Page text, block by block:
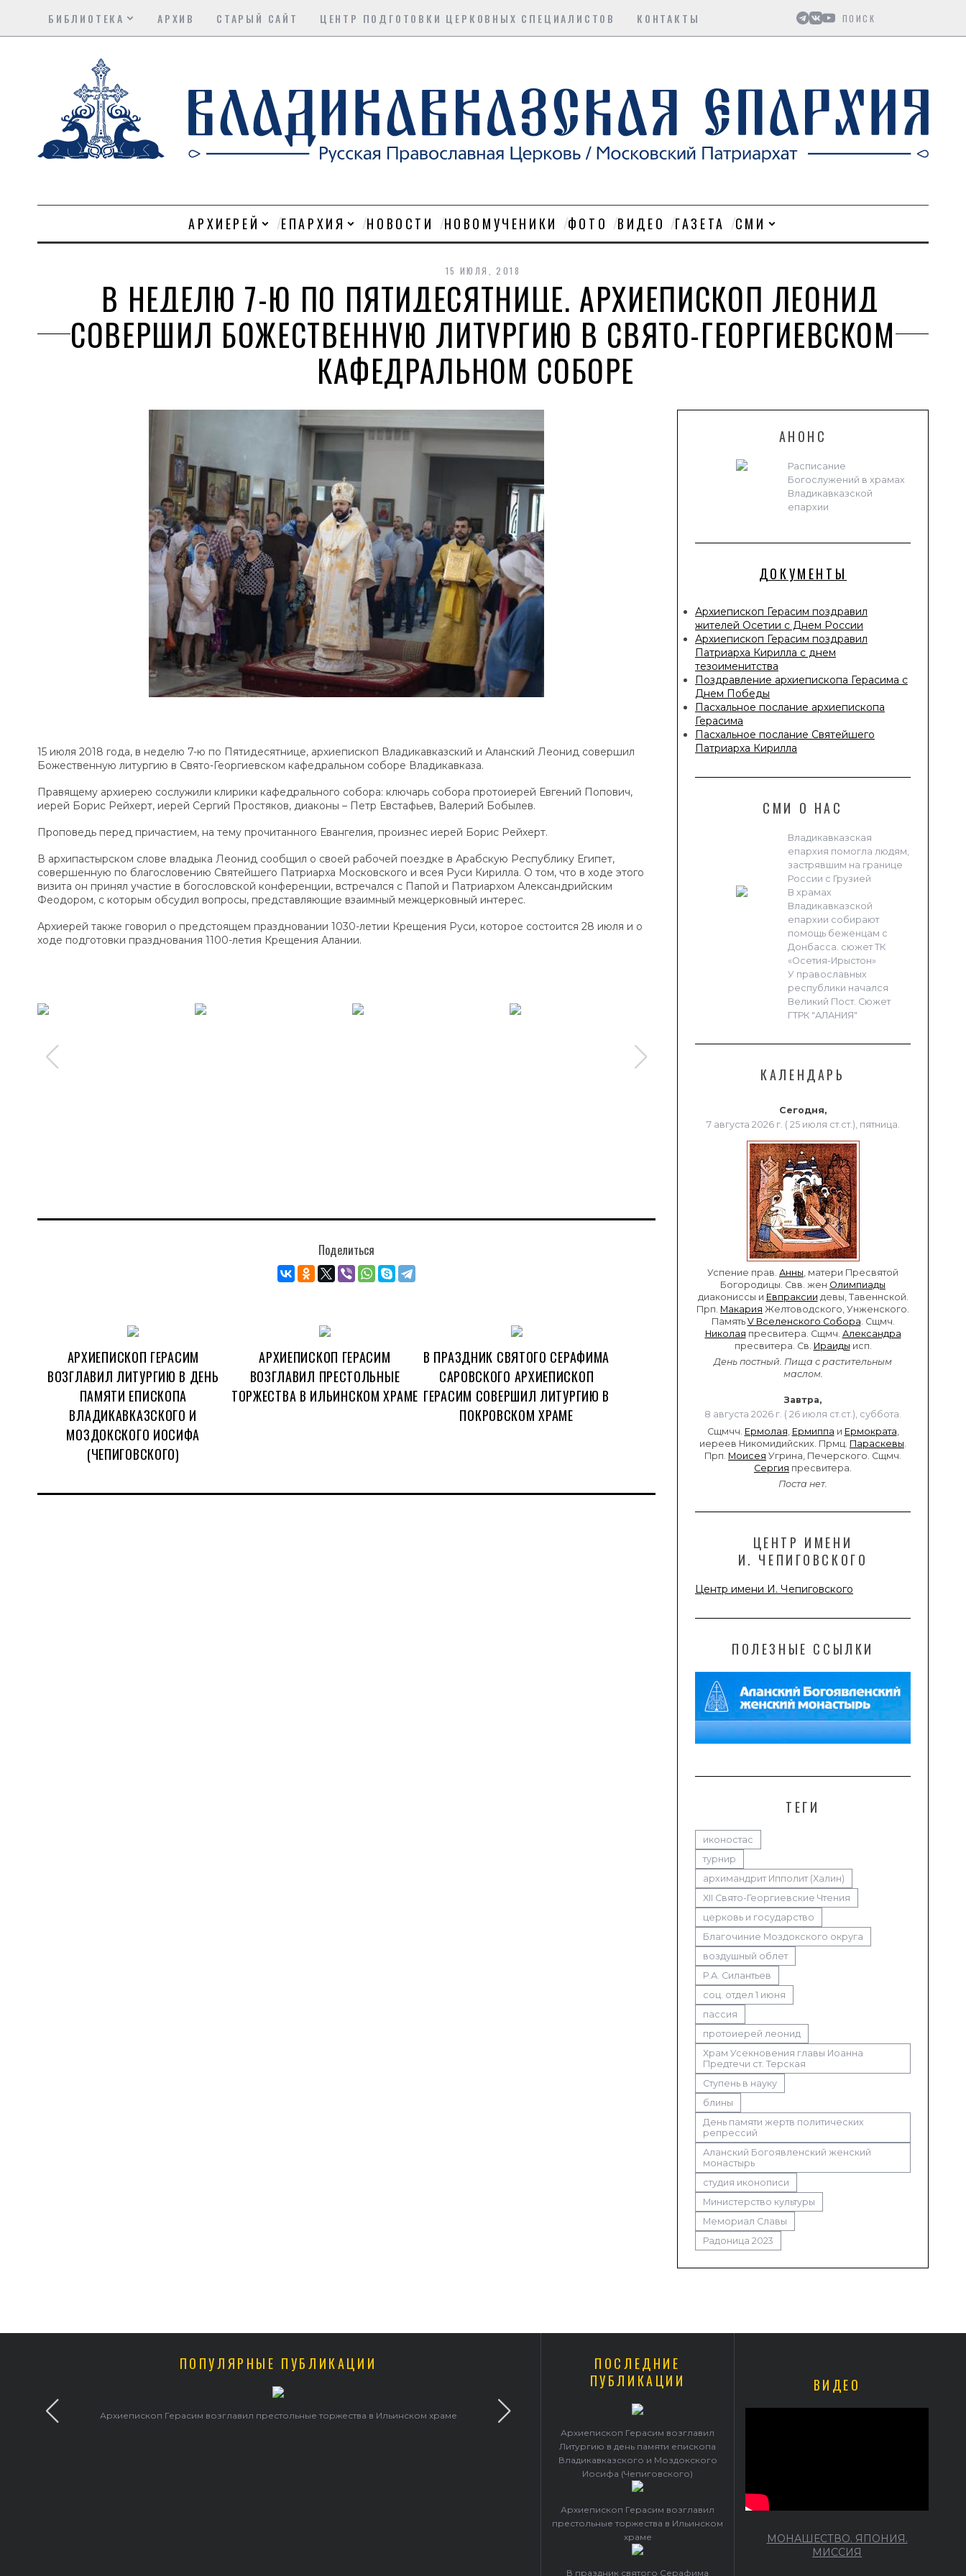
БИБЛИОТЕКА АРХИВ СТАРЫЙ САЙТ ЦЕНТР ПОДГОТОВКИ ЦЕРКОВНЫХ СПЕЦИАЛИСТОВ КОНТАКТЫ
АРХИЕРЕЙ ЕПАРХИЯ НОВОСТИ НОВОМУЧЕНИКИ ФОТО ВИДЕО ГАЗЕТА СМИ
15 ИЮЛЯ, 2018
В НЕДЕЛЮ 7-Ю ПО ПЯТИДЕСЯТНИЦЕ, АРХИЕПИСКОП ЛЕОНИД
СОВЕРШИЛ БОЖЕСТВЕННУЮ ЛИТУРГИЮ В СВЯТО-ГЕОРГИЕВСКОМ
КАФЕДРАЛЬНОМ СОБОРЕ
АНОНС
Расписание
Богослужений в храмах
Владикавказской
епархии
ДОКУМЕНТЫ
Архиепископ Герасим поздравил
жителей Осетии с Днем России
Архиепископ Герасим поздравил
Патриарха Кирилла с днем
тезоименитства
Поздравление архиепископа Герасима с
Днем Победы
Пасхальное послание архиепископа
Герасима
Пасхальное послание Святейшего
Патриарха Кирилла
СМИ О НАС
Владикавказская
епархия помогла людям,
застрявшим на границе
России с Грузией
В храмах
Владикавказской
епархии собирают
помощь беженцам с
Донбасса. сюжет ТК
«Осетия-Ирыстон»
У православных
республики начался
Великий Пост. Сюжет
ГТРК "АЛАНИЯ"
КАЛЕНДАРЬ
Сегодня,
7 августа 2026 г. ( 25 июля ст.ст.), пятница.
Успение прав. Анны , матери Пресвятой
Богородицы. Свв. жен Олимпиады
диакониссы и Евпраксии девы, Тавеннской.
Прп. Макария Желтоводского, Унженского.
Память V Вселенского Собора . Сщмч.
Николая пресвитера. Сщмч. Александра
пресвитера. Св. Ираиды исп.
День постный. Пища с растительным
маслом.
Завтра,
8 августа 2026 г. ( 26 июля ст.ст.), суббота.
Сщмчч. Ермолая Ермиппа и Ермократа
иереев Никомидийских. Прмц. Параскевы
Прп. Моисея Угрина, Печерского. Сщмч.
Сергия пресвитера.
Поста нет.
ЦЕНТР ИМЕНИ
И. ЧЕПИГОВСКОГО
Центр имени И. Чепиговского
ПОЛЕЗНЫЕ ССЫЛКИ
ТЕГИ
иконостас
турнир
архимандрит Ипполит (Халин)
XII Свято-Георгиевские Чтения
церковь и государство
Благочиние Моздокского округа
воздушный облет
Р.А. Силантьев
соц. отдел 1 июня
пассия
протоиерей леонид
Храм Усекновения главы Иоанна
Предтечи ст. Терская
Ступень в науку
блины
День памяти жертв политических
репрессий
Аланский Богоявленский женский
монастырь
студия иконописи
Министерство культуры
Мемориал Славы
Радоница 2023
15 июля 2018 года, в неделю 7-ю по Пятидесятнице, архиепископ Владикавказский и Аланский Леонид совершил
Божественную литургию в Свято-Георгиевском кафедральном соборе Владикавказа.
Правящему архиерею сослужили клирики кафедрального собора: ключарь собора протоиерей Евгений Попович,
иерей Борис Рейхерт, иерей Сергий Простяков, диаконы – Петр Евстафьев, Валерий Бобылев.
Проповедь перед причастием, на тему прочитанного Евангелия, произнес иерей Борис Рейхерт.
В архипастырском слове владыка Леонид сообщил о своей рабочей поездке в Арабскую Республику Египет,
совершенную по благословению Святейшего Патриарха Московского и всея Руси Кирилла. О том, что в ходе этого
визита он принял участие в богословской конференции, встречался с Папой и Патриархом Александрийским
Феодором, с которым обсудил вопросы, представляющие взаимный межцерковный интерес.
Архиерей также говорил о предстоящем праздновании 1030-летии Крещения Руси, которое состоится 28 июля и о
ходе подготовки празднования 1100-летия Крещения Алании.
Поделиться
АРХИЕПИСКОП ГЕРАСИМ
ВОЗГЛАВИЛ ЛИТУРГИЮ В ДЕНЬ
ПАМЯТИ ЕПИСКОПА
ВЛАДИКАВКАЗСКОГО И
МОЗДОКСКОГО ИОСИФА
(ЧЕПИГОВСКОГО)
АРХИЕПИСКОП ГЕРАСИМ
ВОЗГЛАВИЛ ПРЕСТОЛЬНЫЕ
ТОРЖЕСТВА В ИЛЬИНСКОМ ХРАМЕ
В ПРАЗДНИК СВЯТОГО СЕРАФИМА
САРОВСКОГО АРХИЕПИСКОП
ГЕРАСИМ СОВЕРШИЛ ЛИТУРГИЮ В
ПОКРОВСКОМ ХРАМЕ
ПОПУЛЯРНЫЕ ПУБЛИКАЦИИ
В праздник святого Серафима Саровского архиепископ Герасим совершил Литургию в Покровском
ПОСЛЕДНИЕ
ПУБЛИКАЦИИ
Архиепископ Герасим возглавил
Литургию в день памяти епископа
Владикавказского и Моздокского
Иосифа (Чепиговского)
Архиепископ Герасим возглавил
престольные торжества в Ильинском
храме
В праздник святого Серафима
ВИДЕО
МОНАШЕСТВО. ЯПОНИЯ.
МИССИЯ